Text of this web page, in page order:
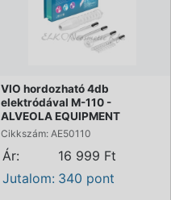
VIO hordozható 4db
elektródával M-110 -
ALVEOLA EQUIPMENT
Cikkszám: AE50110
Ár:
16 999 Ft
Jutalom: 340 pont